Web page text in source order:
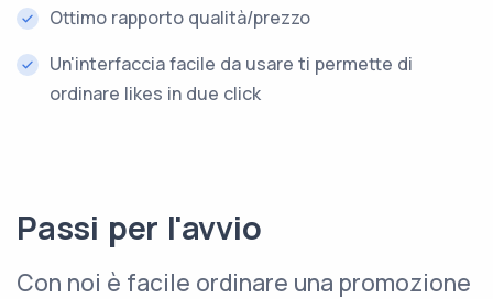
Ottimo rapporto qualità/prezzo
Un'interfaccia facile da usare ti permette di
ordinare likes in due click
Passi per l'avvio
Con noi è facile ordinare una promozione